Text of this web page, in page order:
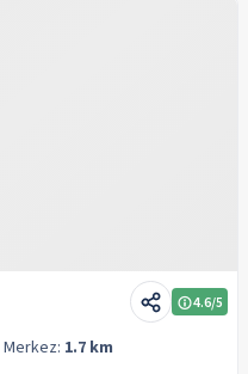
4.6/5
Merkez: 1.7 km